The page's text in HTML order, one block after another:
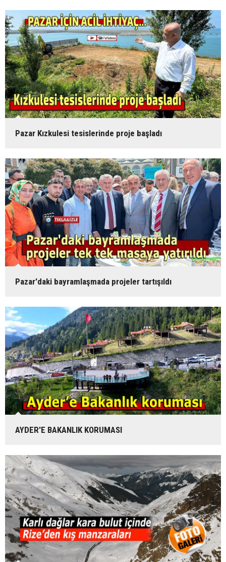
Pazar Kızkulesi tesislerinde proje başladı
Pazar'daki bayramlaşmada projeler tartışıldı
AYDER'E BAKANLIK KORUMASI